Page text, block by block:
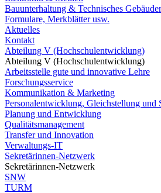
Bauunterhaltung & Technisches
Formulare, Merkblätter usw.
Aktuelles
Kontakt
Abteilung V (Hochschulentwicklung)
Abteilung V (Hochschulentwicklung)
Arbeitsstelle gute und innovative Lehre
Forschungsservice
Kommunikation & Marketing
Personalentwicklung, Gleichstellung und
Planung und Entwicklung
Qualitätsmanagement
Transfer und Innovation
Verwaltungs-IT
Sekretärinnen-Netzwerk
Sekretärinnen-Netzwerk
SNW
TURM